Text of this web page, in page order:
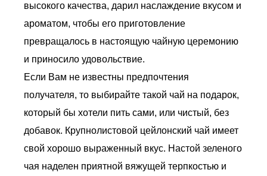
высокого качества, дарил наслаждение вкусом и
ароматом, чтобы его приготовление
превращалось в настоящую чайную церемонию
и приносило удовольствие.
Если Вам не известны предпочтения
получателя, то выбирайте такой чай на подарок,
который бы хотели пить сами, или чистый, без
добавок. Крупнолистовой цейлонский чай имеет
свой хорошо выраженный вкус. Настой зеленого
чая наделен приятной вяжущей терпкостью и